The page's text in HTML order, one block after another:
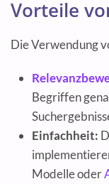
Vorteile
Die Verwendung
Begriffen
Einfachheit:
Modelle oder